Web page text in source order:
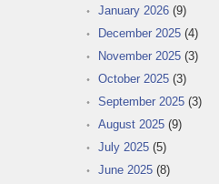
January 2026 (9)
December 2025 (4)
November 2025 (3)
October 2025 (3)
September 2025 (3)
August 2025 (9)
July 2025 (5)
June 2025 (8)